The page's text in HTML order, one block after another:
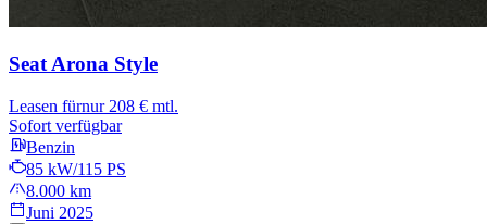
Seat Arona Style
Leasen fürnur 208 € mtl.
Sofort verfügbar
Benzin
85 kW/115 PS
8.000 km
Juni 2025